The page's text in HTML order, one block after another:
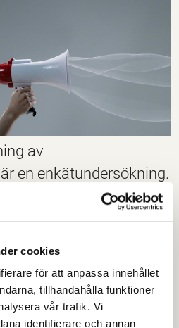
cookies
för att anpassa innehållet
tillhandahålla funktioner
vår trafik. Vi
identifierare och annan
av
en enkätundersökning.
mellan 13–19 år och
fritid, skola, politik,
för att ta reda på hur
i Avesta, Dalarna och